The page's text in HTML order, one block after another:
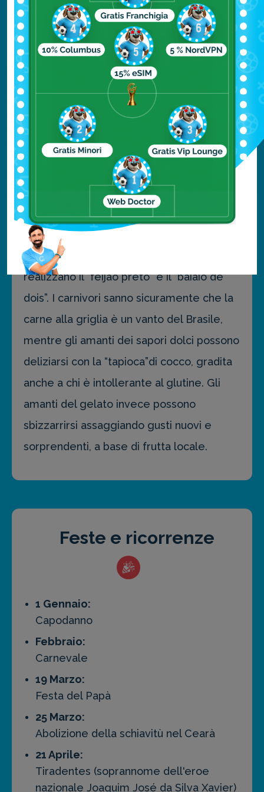
mare, anche se sulla spiaggia Praia do
Futuro, sporcarsi le mani e i vestiti mentre
si tenta di estrarre la polpa dalle chele di
granchio è un diventato un divertente
rituale per i turisti. Dopo tanto cibo sano e
leggero si può anche trasgredire con un
bel piatto di “macaxeira” (tubero simile alla
patata) fritta, magari come contorno ai
“camarào” (gamberi). La cucina brasiliana
però non è solo pesce, l'alimentazione
base di tutta la popolazione è infatti
costituita da fagioli e riso, con cui si
realizzano il “feijao preto” e il “baiaio de
dois”. I carnivori sanno sicuramente che la
carne alla griglia è un vanto del Brasile,
mentre gli amanti dei sapori dolci possono
deliziarsi con la “tapioca”di cocco, gradita
anche a chi è intollerante al glutine. Gli
amanti del gelato invece possono
sbizzarrirsi assaggiando gusti nuovi e
sorprendenti, a base di frutta locale.
Feste e ricorrenze
1 Gennaio:
Capodanno
Febbraio:
Carnevale
19 Marzo:
Festa del Papà
25 Marzo:
Abolizione della schiavitù nel Cearà
21 Aprile:
Tiradentes (soprannome dell'eroe
nazionale Joaquim José da Silva Xavier)